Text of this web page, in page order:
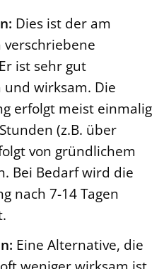
Dies ist der am
verschriebene
ist sehr gut
wirksam. Die
erfolgt meist einmalig
(z.B. über
von gründlichem
Bei Bedarf wird die
nach 7-14 Tagen
Eine Alternative, die